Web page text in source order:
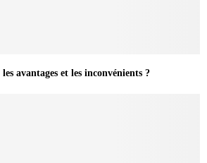
avantages et les inconvénients ?